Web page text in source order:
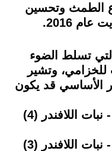
الطمث وتحسين
2016.
تسلط الضوء
وتشير
الأساسي قد يكون